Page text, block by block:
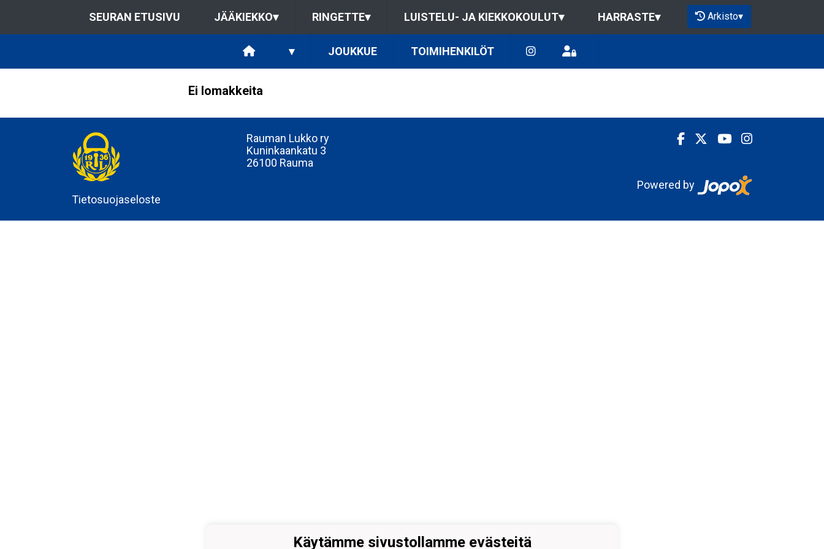
SEURAN ETUSIVU JÄÄKIEKKO▾ RINGETTE▾ LUISTELU- JA KIEKKOKOULUT▾ HARRASTE▾ Arkisto▾
▾ JOUKKUE TOIMIHENKILÖT
Ei lomakkeita
Tietosuojaseloste
Rauman Lukko ry
Kuninkaankatu 3
26100 Rauma
Powered by
Käytämme sivustollamme evästeitä